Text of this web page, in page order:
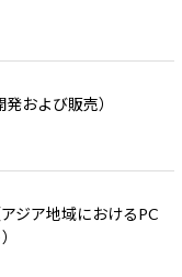
および販売）
ジア地域におけるPC